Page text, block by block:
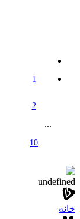
1
2
...
10
undefined
خانه